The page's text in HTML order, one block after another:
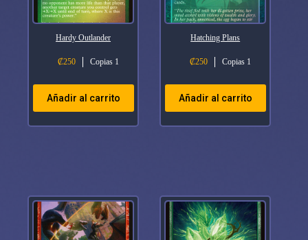
Hardy Outlander
₡250 Copias 1
Añadir al carrito
Hatching Plans
₡250 Copias 1
Añadir al carrito